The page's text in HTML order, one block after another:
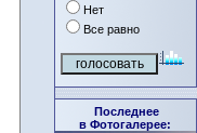
Нет
Все равно
Последнее
в Фотогалерее: